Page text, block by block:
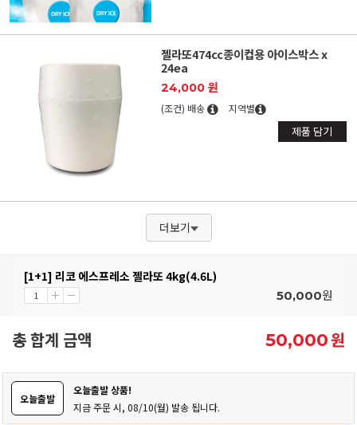
젤라또474cc종이컵용 아이스박스 x
24ea
24,000 원
(조건) 배송 지역별
제품 담기
더보기
[1+1] 리코 에스프레소 젤라또 4kg(4.6L)
50,000원
총 합계 금액 50,000원
오늘출발
오늘출발 상품!
지금 주문 시, 08/10(월) 발송 됩니다.